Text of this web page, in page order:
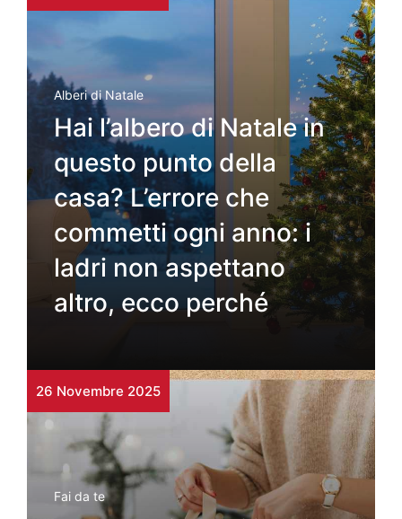
Alberi di Natale
Hai l’albero di Natale in
questo punto della
casa? L’errore che
commetti ogni anno: i
ladri non aspettano
altro, ecco perché
26 Novembre 2025
Fai da te